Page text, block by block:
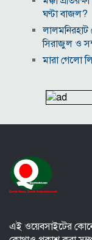
ঘণ্টা বাজল?
‎লালমনিরহাট
সিরাজুল ও
মারা গেলো
আবাসিক
এই ওয়েবসাইটের